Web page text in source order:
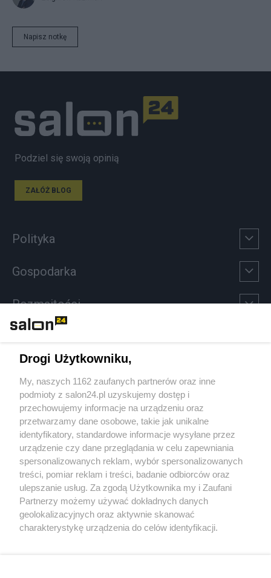
Napisz notkę
Podziel się swoją opinią
ZAŁÓŻ BLOG
Polityka
Gospodarka
Rozmaitości
Sport
Społeczeństwo
Kultura
X Facebook Instagram Youtube
Drogi Użytkowniku,
My, naszych 1162 zaufanych partnerów oraz inne
podmioty z salon24.pl uzyskujemy dostęp i
przechowujemy informacje na urządzeniu oraz
przetwarzamy dane osobowe, takie jak unikalne
identyfikatory, standardowe informacje wysyłane przez
urządzenie czy dane przeglądania w celu zapewniania
spersonalizowanych reklam, wybór spersonalizowanych
treści, pomiar reklam i treści, badanie odbiorców oraz
ulepszanie usług. Za zgodą Użytkownika my i Zaufani
Partnerzy możemy używać dokładnych danych
geolokalizacyjnych oraz aktywnie skanować
charakterystykę urządzenia do celów identyfikacji.